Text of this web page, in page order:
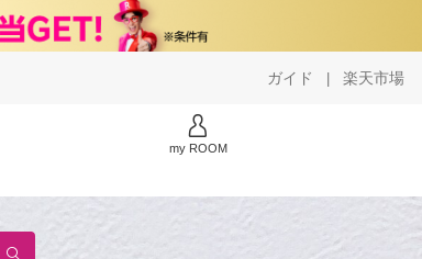
ガイド | 楽天市場
my ROOM